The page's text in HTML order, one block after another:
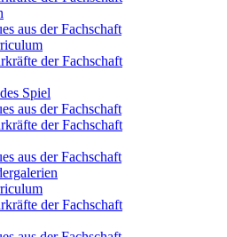
aus der Fachschaft
der Fachschaft
Spiel
aus der Fachschaft
der Fachschaft
aus der Fachschaft
der Fachschaft